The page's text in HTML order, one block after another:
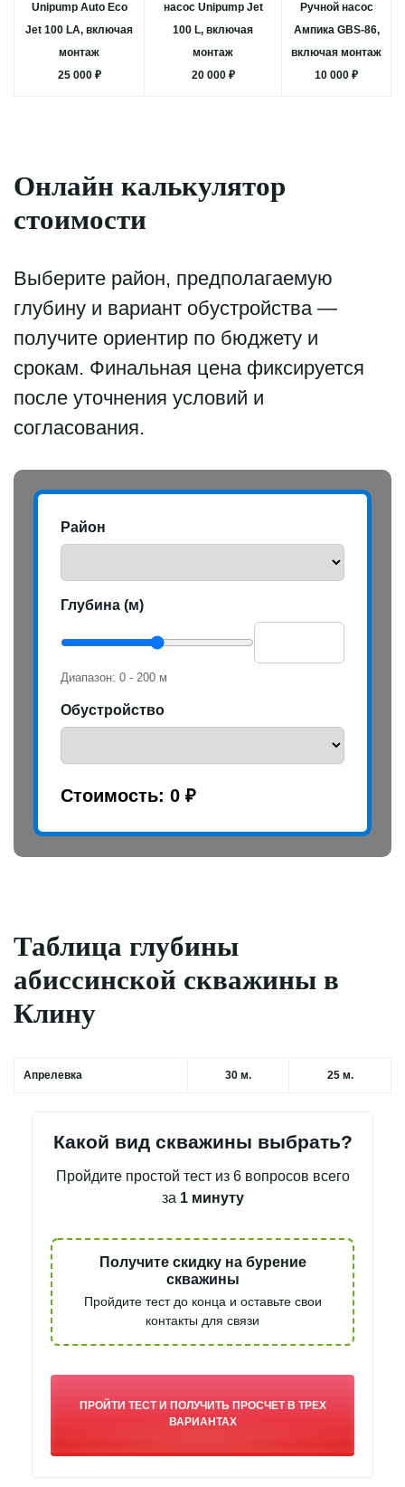
Unipump Auto Eco
Jet 100 LA, включая
монтаж
25 000 ₽
насос Unipump Jet
100 L, включая
монтаж
20 000 ₽
Ручной насос
Ампика GBS-86,
включая монтаж
10 000 ₽
Онлайн калькулятор
стоимости
Выберите район, предполагаемую
глубину и вариант обустройства —
получите ориентир по бюджету и
срокам. Финальная цена фиксируется
после уточнения условий и
согласования.
Район
Глубина (м)
Диапазон:0 -200 м
Обустройство
Стоимость:0 ₽
Таблица глубины
абиссинской скважины в
Клину
Апрелевка 30 м. 25 м.
Какой вид скважины выбрать?
Пройдите простой тест из 6 вопросов всего
за 1 минуту
Получите скидку на бурение
скважины
Пройдите тест до конца и оставьтесвои
контакты для связи
ПРОЙТИ ТЕСТ И ПОЛУЧИТЬ ПРОСЧЕТ В ТРЕХ
ВАРИАНТАХ